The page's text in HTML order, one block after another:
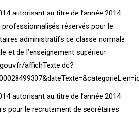
autorisant au titre de l’année 2014
professionnalisés réservés pour le
administratifs de classe normale
et de l’enseignement supérieur
affichTexte.do?
autorisant au titre de l’année 2014
pour le recrutement de secrétaires